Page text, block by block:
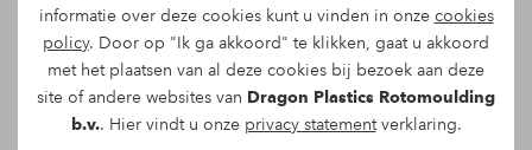
informatie over deze cookies kunt u vinden in onze cookies
policy. Door op "Ik ga akkoord" te klikken, gaat u akkoord
met het plaatsen van al deze cookies bij bezoek aan deze
site of andere websites van Dragon Plastics Rotomoulding
b.v.. Hier vindt u onze privacy statementverklaring.
producten vervaardigen met ECOPIXEL-
materialen en optreden als leverancier van
ECOPIXEL-materialen binnen de Benelux.